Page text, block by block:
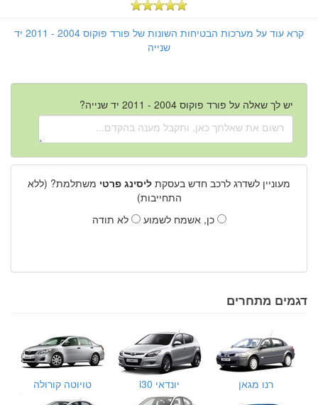
קרא עוד על מערכות הבטיחות השונות של פורד פוקוס 2004 - 2011 יד
שנייה
יש לך שאלה על פורד פוקוס 2004 - 2011 יד שנייה?
מעוניין לשדרג לרכב חדש בעסקת ליסינג פרטי משתלמת? (ללא
התחייבות)
כן, אשמח לשמוע
לא תודה
דגמים מתחרים
רנו מגאן יונדאי i30 טויוטה קורולה